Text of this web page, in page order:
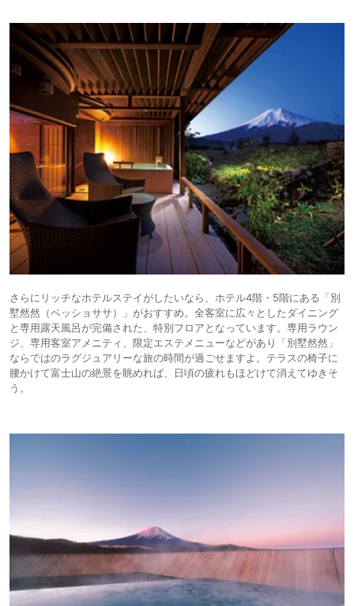
さらにリッチなホテルステイがしたいなら、ホテル4階・5階にある「別
墅然然（ベッショササ）」がおすすめ。全客室に広々としたダイニング
と専用露天風呂が完備された、特別フロアとなっています。専用ラウン
ジ、専用客室アメニティ、限定エステメニューなどがあり「別墅然然」
ならではのラグジュアリーな旅の時間が過ごせますよ。テラスの椅子に
腰かけて富士山の絶景を眺めれば、日頃の疲れもほどけて消えてゆきそ
う。